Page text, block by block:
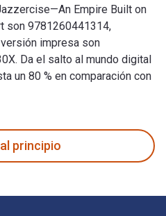
Empire Built on
son 9781260441314,
impresa son
Da el salto al mundo digital
un 80 % en comparación con
principio